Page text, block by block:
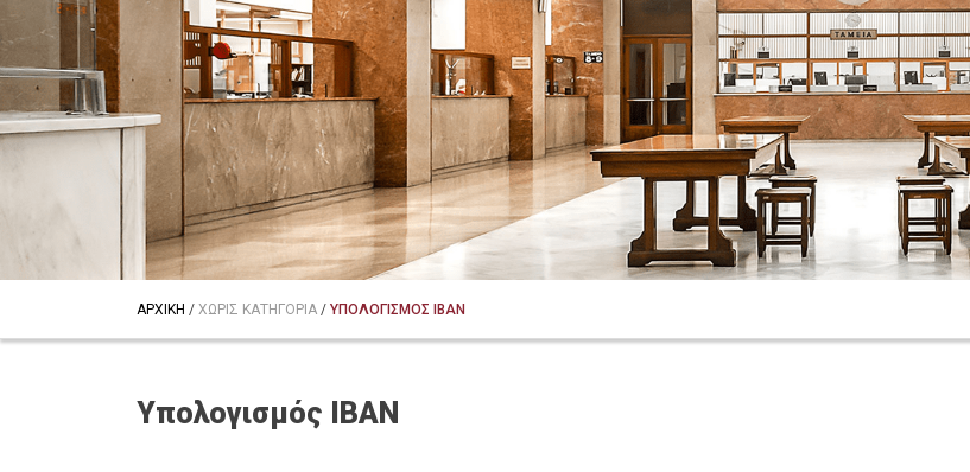
ΑΡΧΙΚΗ / ΧΩΡΙΣ ΚΑΤΗΓΟΡΙΑ/ ΥΠΟΛΟΓΙΣΜΟΣ IBAN
Υπολογισμός IBAN